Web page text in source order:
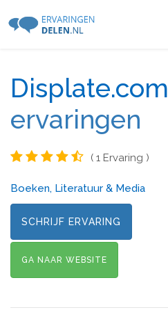
Displate.com
ervaringen
( 1 Ervaring )
Boeken, Literatuur & Media
SCHRIJF ERVARING
GA NAAR WEBSITE